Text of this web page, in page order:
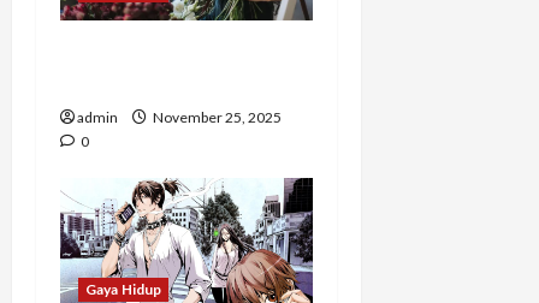
admin
November 25, 2025
0
Gaya Hidup